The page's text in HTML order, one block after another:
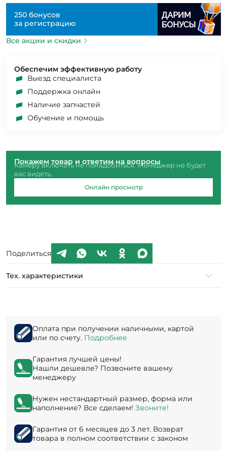
250 бонусов
за регистрацию
Все акции и скидки
Обеспечим эффективную работу
Выезд специалиста
Поддержка онлайн
Наличие запчастей
Обучение и помощь
Покажем товар и ответим на вопросы
Камеру включать не понадобиться. Менеджер не будет
вас видеть.
Онлайн просмотр
Поделиться
Тех. характеристики
Оплата при получении наличными, картой
или по счету. Подробнее
Гарантия лучшей цены!
Нашли дешевле? Позвоните вашему
менеджеру
Нужен нестандартный размер, форма или
наполнение? Все сделаем! Звоните!
Гарантия от 6 месяцев до 3 лет. Возврат
товара в полном соответствии с законом